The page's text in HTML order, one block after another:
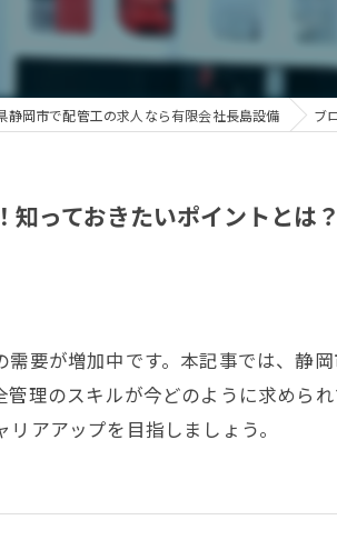
静岡市で配管工の求人なら有限会社長島設備 ブ
っておきたいポイントとは？
要が増加中です。本記事では、静
理のスキルが今どのように求めら
アアップを目指しましょう。